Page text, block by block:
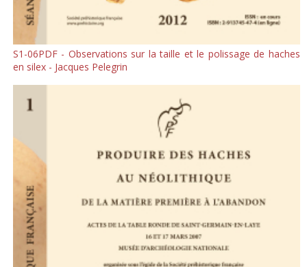
S1-06PDF - Observations sur la taille et le polissage de haches
en silex - Jacques Pelegrin